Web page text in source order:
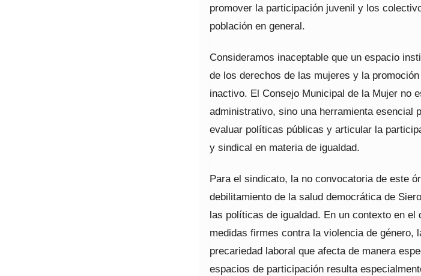
promover la participación juvenil y los
población en general.
Consideramos inaceptable que un espacio
de los derechos de las mujeres y la
inactivo. El Consejo Municipal de la Mujer no
administrativo, sino una herramienta esencial
evaluar políticas públicas y articular la
y sindical en materia de igualdad.
Para el sindicato, la no convocatoria de este
debilitamiento de la salud democrática de
las políticas de igualdad. En un contexto en el
medidas firmes contra la violencia de género,
precariedad laboral que afecta de manera
espacios de participación resulta